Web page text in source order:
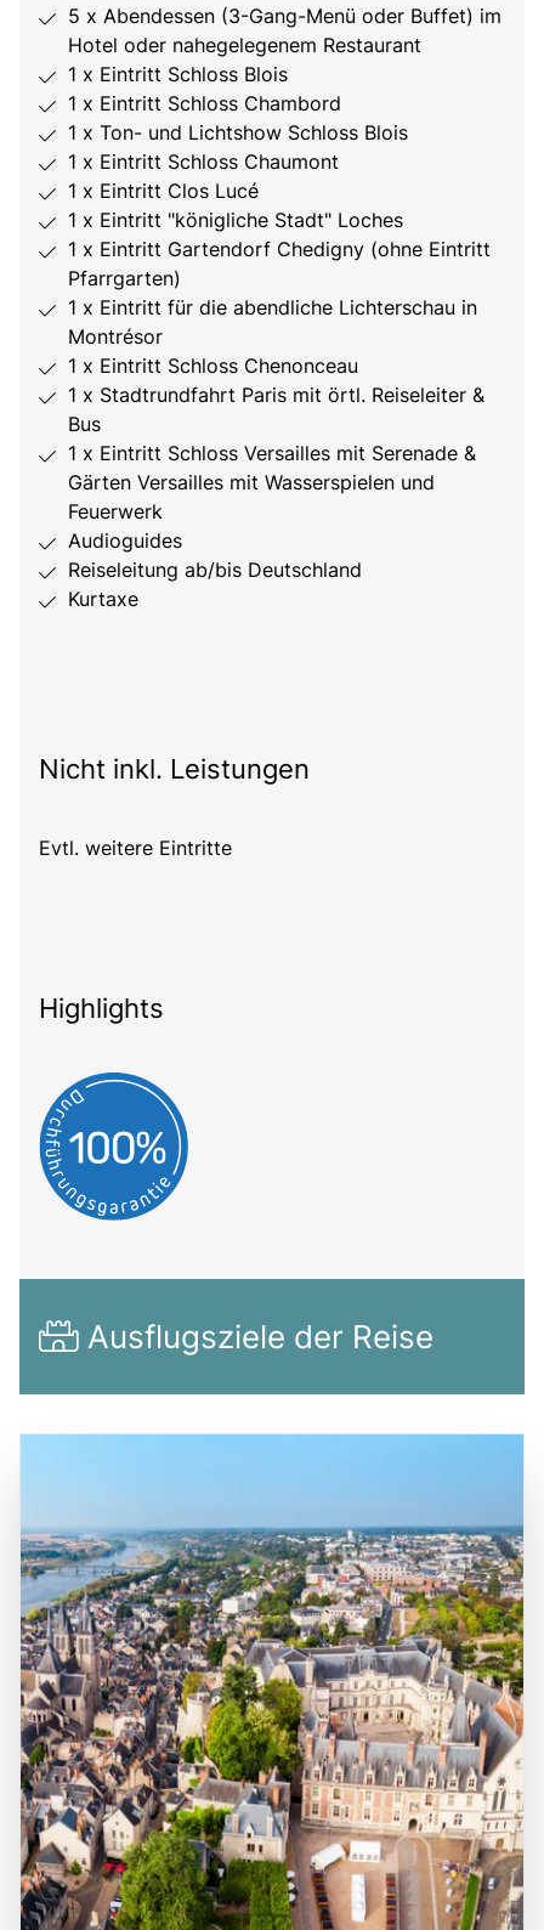
5 x Abendessen (3-Gang-Menü oder Buffet) im
Hotel oder nahegelegenem Restaurant
1 x Eintritt Schloss Blois
1 x Eintritt Schloss Chambord
1 x Ton- und Lichtshow Schloss Blois
1 x Eintritt Schloss Chaumont
1 x Eintritt Clos Lucé
1 x Eintritt "königliche Stadt" Loches
1 x Eintritt Gartendorf Chedigny (ohne Eintritt
Pfarrgarten)
1 x Eintritt für die abendliche Lichterschau in
Montrésor
1 x Eintritt Schloss Chenonceau
1 x Stadtrundfahrt Paris mit örtl. Reiseleiter &
Bus
1 x Eintritt Schloss Versailles mit Serenade &
Gärten Versailles mit Wasserspielen und
Feuerwerk
Audioguides
Reiseleitung ab/bis Deutschland
Kurtaxe
Nicht inkl. Leistungen
Evtl. weitere Eintritte
Highlights
Ausflugsziele der Reise